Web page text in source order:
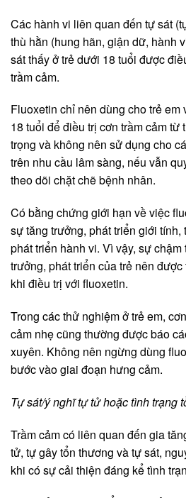
Các hành vi liên quan đến tự sát
thù hằn (hung hãn, giận dữ, hành
sát thấy ở trẻ dưới 18 tuổi được
trầm cảm.
Fluoxetin chỉ nên dùng cho trẻ
18 tuổi để điều trị cơn trầm cảm từ
trọng và không nên sử dụng cho
trên nhu cầu lâm sàng, nếu vẫn
theo dõi chặt chẽ bệnh nhân.
Có bằng chứng giới hạn về việc
sự tăng trưởng, phát triển giới
phát triển hành vi. Vì vậy, sự chậm
trưởng, phát triển của trẻ nên
khi điều trị với fluoxetin.
Trong các thử nghiệm ở trẻ em,
cảm nhẹ cũng thường được báo
xuyên. Không nên ngừng dùng
bước vào giai đoạn hưng cảm.
Tự sát/ý nghĩ tự tử hoặc tình trạng
Trầm cảm có liên quan đến gia
tử, tự gây tổn thương và tự sát,
khi có sự cải thiện đáng kể tình